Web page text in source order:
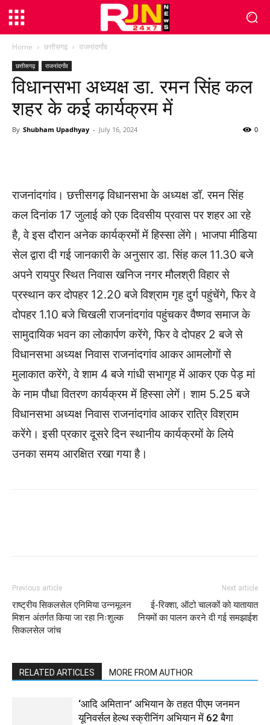
Home छत्तीसगढ़ राजनांदगाँव
छत्तीसगढ़ राजनांदगाँव
विधानसभा अध्यक्ष डा. रमन सिंह कल
शहर के कई कार्यक्रम में
By Shubham Upadhyay - July 16, 2024 0
राजनांदगांव। छत्तीसगढ़ विधानसभा के अध्यक्ष डॉ. रमन सिंह
कल दिनांक 17 जुलाई को एक दिवसीय प्रवास पर शहर आ रहे
है, वे इस दौरान अनेक कार्यक्रमों में हिस्सा लेंगे। भाजपा मीडिया
सेल द्वारा दी गई जानकारी के अनुसार डा. सिंह कल 11.30 बजे
अपने रायपुर स्थित निवास खनिज नगर मौलश्री विहार से
प्रस्थान कर दोपहर 12.20 बजे विश्राम गृह दुर्ग पहुंचेंगे, फिर वे
दोपहर 1.10 बजे चिखली राजनांदगांव पहुंचकर वैष्णव समाज के
सामुदायिक भवन का लोकार्पण करेंगे, फिर वे दोपहर 2 बजे से
विधानसभा अध्यक्ष निवास राजनांदगांव आकर आमलोगों से
मुलाकात करेंगे, वे शाम 4 बजे गांधी सभागृह में आकर एक पेड़ मां
के नाम पौधा वितरण कार्यक्रम में हिस्सा लेगें। शाम 5.25 बजे
विधानसभा अध्यक्ष निवास राजनांदगांव आकर रात्रि विश्राम
करेंगे। इसी प्रकार दूसरे दिन स्थानीय कार्यक्रमों के लिये
उनका समय आरक्षित रखा गया है।
Previous article
राष्ट्रीय सिकलसेल एनिमिया उन्नमूलन
मिशन अंतर्गत किया जा रहा निःशुल्क
सिकलसेल जांच
Next article
ई-रिक्शा, ऑटो चालकों को यातायात
नियमों का पालन करने दी गई समझाईश
RELATED ARTICLES MORE FROM AUTHOR
‘आदि अमितान’ अभियान के तहत पीएम जनमन
यूनिवर्सल हेल्थ स्क्रीनिंग अभियान में 62 बैगा